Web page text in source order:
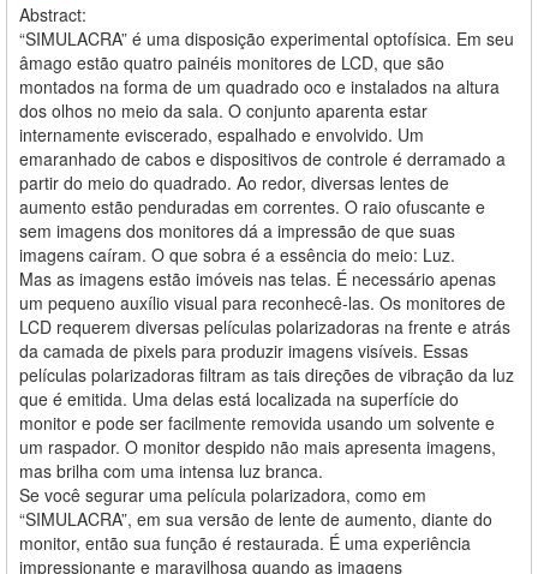
Abstract:
“SIMULACRA” é uma disposição experimental optofísica. Em seu
âmago estão quatro painéis monitores de LCD, que são
montados na forma de um quadrado oco e instalados na altura
dos olhos no meio da sala. O conjunto aparenta estar
internamente eviscerado, espalhado e envolvido. Um
emaranhado de cabos e dispositivos de controle é derramado a
partir do meio do quadrado. Ao redor, diversas lentes de
aumento estão penduradas em correntes. O raio ofuscante e
sem imagens dos monitores dá a impressão de que suas
imagens caíram. O que sobra é a essência do meio: Luz.
Mas as imagens estão imóveis nas telas. É necessário apenas
um pequeno auxílio visual para reconhecê-las. Os monitores de
LCD requerem diversas películas polarizadoras na frente e atrás
da camada de pixels para produzir imagens visíveis. Essas
películas polarizadoras filtram as tais direções de vibração da luz
que é emitida. Uma delas está localizada na superfície do
monitor e pode ser facilmente removida usando um solvente e
um raspador. O monitor despido não mais apresenta imagens,
mas brilha com uma intensa luz branca.
Se você segurar uma película polarizadora, como em
“SIMULACRA”, em sua versão de lente de aumento, diante do
monitor, então sua função é restaurada. É uma experiência
impressionante e maravilhosa quando as imagens